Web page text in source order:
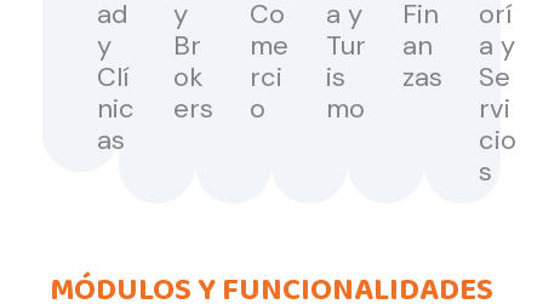
ad
y
Clí
nic
as
y
Br
ok
ers
Co
me
rci
o
a y
Tur
is
mo
Fin
an
zas
orí
a y
Se
rvi
cio
s
MÓDULOS Y FUNCIONALIDADES